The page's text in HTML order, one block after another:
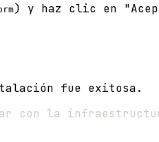
) y haz clic en
fue exitosa.
con la